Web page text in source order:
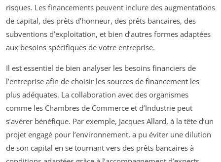
risques. Les financements peuvent inclure des augmentations
de capital, des prêts d’honneur, des prêts bancaires, des
subventions d’exploitation, et bien d’autres formes adaptées
aux besoins spécifiques de votre entreprise.
Il est essentiel de bien analyser les besoins financiers de
l’entreprise afin de choisir les sources de financement les
plus adéquates. La collaboration avec des organismes
comme les Chambres de Commerce et d’Industrie peut
s’avérer bénéfique. Par exemple, Jacques Allard, à la tête d’un
projet engagé pour l’environnement, a pu éviter une dilution
de son capital en se tournant vers des prêts bancaires à